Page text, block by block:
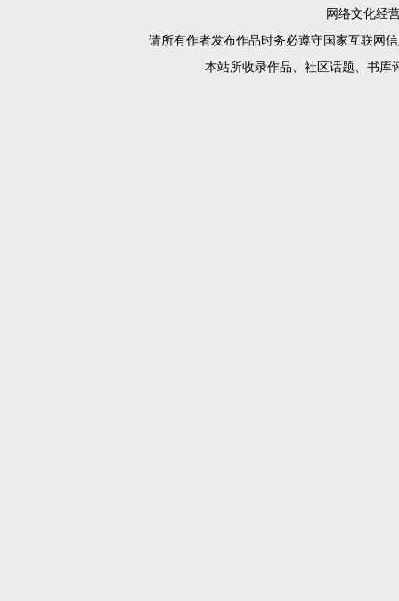
网络文化经
请所有作者发布作品时务必遵守国家互联网
本站所收录作品、社区话题、书库